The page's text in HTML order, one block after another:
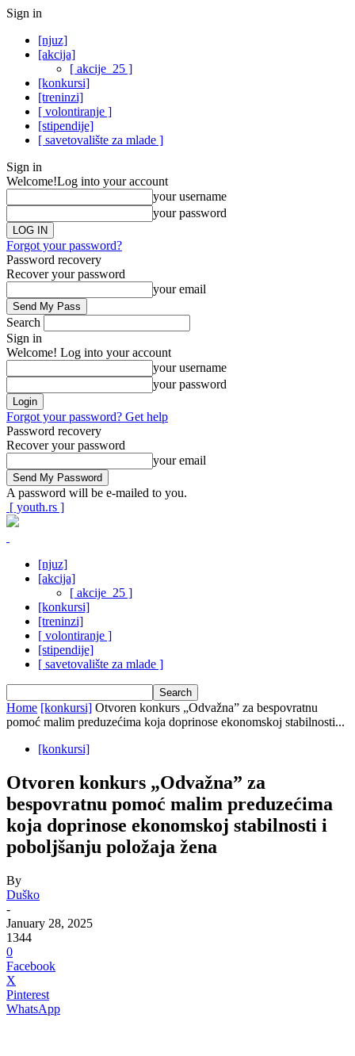
Sign in
[njuz]
[akcija]
[ akcije_25 ]
[konkursi]
[treninzi]
[ volontiranje ]
[stipendije]
[ savetovalište za mlade ]
Sign in
Welcome!Log into your account
your username
your password
Forgot your password?
Password recovery
Recover your password
your email
Search
Sign in
Welcome! Log into your account
your username
your password
Forgot your password? Get help
Password recovery
Recover your password
your email
A password will be e-mailed to you.
[ youth.rs ]
[njuz]
[akcija]
[ akcije_25 ]
[konkursi]
[treninzi]
[ volontiranje ]
[stipendije]
[ savetovalište za mlade ]
Home [konkursi] Otvoren konkurs „Odvažna” za bespovratnu
pomoć malim preduzećima koja doprinose ekonomskoj stabilnosti...
[konkursi]
Otvoren konkurs „Odvažna” za
bespovratnu pomoć malim preduzećima
koja doprinose ekonomskoj stabilnosti i
poboljšanju položaja žena
By
Duško
-
January 28, 2025
1344
0
Facebook
X
Pinterest
WhatsApp